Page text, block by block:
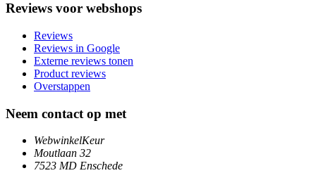
Reviews voor webshops
Reviews
Reviews in Google
Externe reviews tonen
Product reviews
Overstappen
Neem contact op met
WebwinkelKeur
Moutlaan 32
7523 MD Enschede